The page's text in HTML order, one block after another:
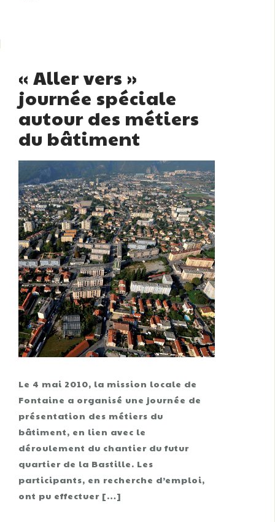
« Aller vers »
journée spéciale
autour des métiers
du bâtiment
Le 4 mai 2010, la mission locale de
Fontaine a organisé une journée de
présentation des métiers du
bâtiment, en lien avec le
déroulement du chantier du futur
quartier de la Bastille. Les
participants, en recherche d’emploi,
ont pu effectuer […]